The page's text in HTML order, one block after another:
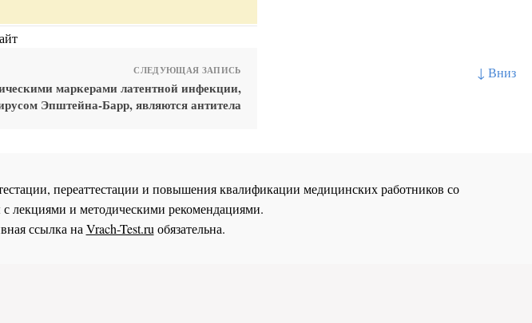
↓ Вниз
СЛЕДУЮЩАЯ ЗАПИСЬ
маркерами латентной инфекции,
Эпштейна-Барр, являются антитела
переаттестации и повышения квалификации медицинских работников со
лекциями и методическими рекомендациями.
ссылка наVrach-Test.ruобязательна.